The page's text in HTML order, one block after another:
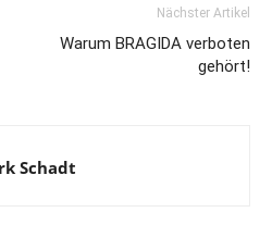
Nächster Artikel
Warum BRAGIDA verboten
gehört!
Schadt